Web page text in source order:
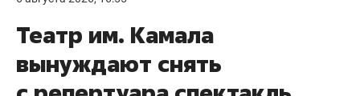
Театр им. Камала
вынуждают снять